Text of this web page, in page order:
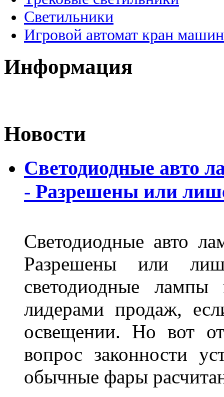
Светильники
Игровой автомат кран
Информация
Новости
Светодиодные авто
- Разрешены или
Светодиодные авто
Разрешены или
светодиодные лампы
лидерами продаж,
освещении. Но вот
вопрос законности
обычные фары